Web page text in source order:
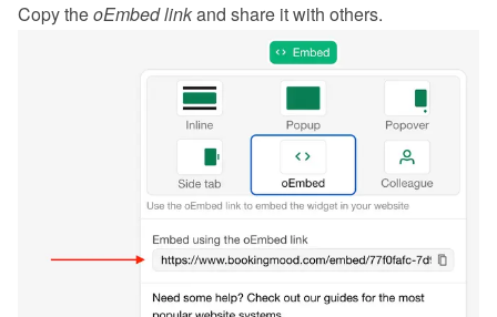
Copy the oEmbed link and share it with others.